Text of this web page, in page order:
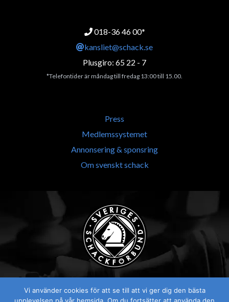
018-36 46 00*
kansliet@schack.se
Plusgiro: 65 22 - 7
*Telefontider är måndag till fredag 13:00 till 15.00.
Press
Medlemssystemet
Annonsering & sponsring
Om svenskt schack
Vi använder cookies för att se till att vi ger dig den bästa